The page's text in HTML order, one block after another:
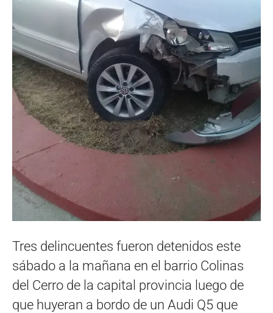
Tres delincuentes fueron detenidos este
sábado a la mañana en el barrio Colinas
del Cerro de la capital provincia luego de
que huyeran a bordo de un Audi Q5 que